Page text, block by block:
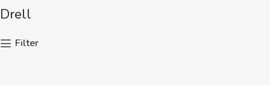
Drell
Filter